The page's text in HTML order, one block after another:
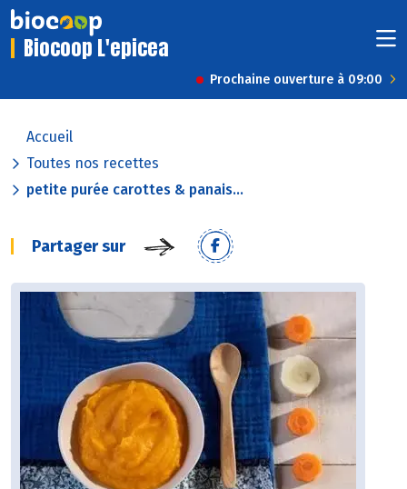
Biocoop L'epicea
Prochaine ouverture à 09:00
Accueil
Toutes nos recettes
petite purée carottes & panais...
Partager sur